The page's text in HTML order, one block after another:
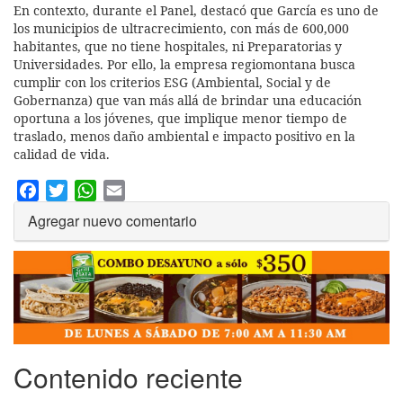
En contexto, durante el Panel, destacó que García es uno de
los municipios de ultracrecimiento, con más de 600,000
habitantes, que no tiene hospitales, ni Preparatorias y
Universidades. Por ello, la empresa regiomontana busca
cumplir con los criterios ESG (Ambiental, Social y de
Gobernanza) que van más allá de brindar una educación
oportuna a los jóvenes, que implique menor tiempo de
traslado, menos daño ambiental e impacto positivo en la
calidad de vida.
Facebook
TwitterWhatsApp
Agregar nuevo comentario
Contenido reciente